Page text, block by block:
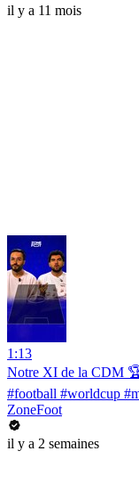
il y a 11 mois
1:13
Notre XI de la CDM
#football #worldcup
ZoneFoot
il y a 2 semaines